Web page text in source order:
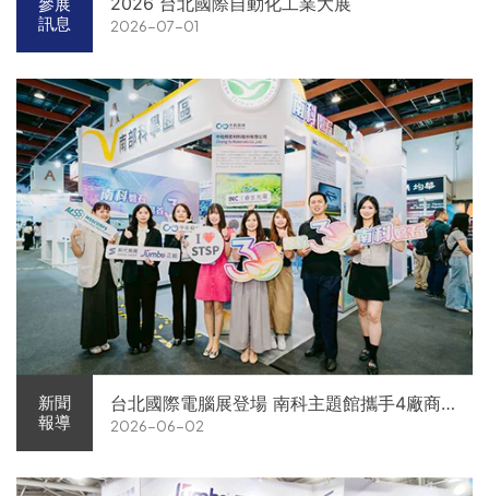
訊息
2026-07-01
新聞
報導
台北國際電腦展登場 南科主題館攜手4廠商
展現AI供應鏈實力
2026-06-02